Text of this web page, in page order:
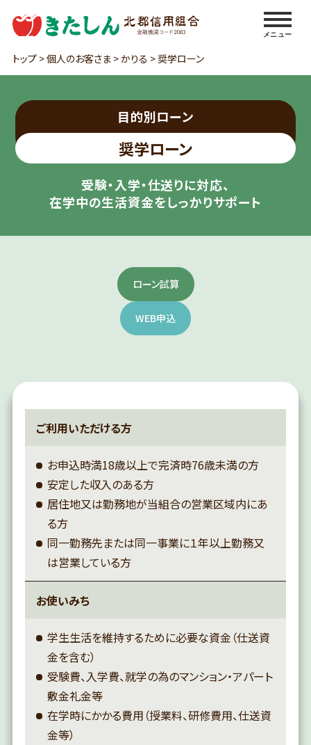
トップ>個人のお客さま >かりる >奨学ローン
目的別ローン
奨学ローン
受験・入学・仕送りに対応、
在学中の生活資金をしっかりサポート
ローン試算
WEB申込
ご利用いただける方
お申込時満18歳以上で完済時76歳未満の方
安定した収入のある方
居住地又は勤務地が当組合の営業区域内にあ
る方
同一勤務先または同一事業に１年以上勤務又
は営業している方
お使いみち
学生生活を維持するために必要な資金（仕送資
金を含む）
受験費、入学費、就学の為のマンション・アパート
敷金礼金等
在学時にかかる費用（授業料、研修費用、仕送資
金等）
メニュー